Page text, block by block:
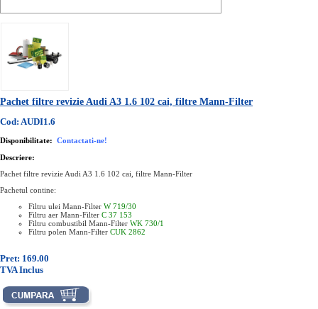
Pachet filtre revizie Audi A3 1.6 102 cai, filtre Mann-Filter
Cod: AUDI1.6
Disponibilitate: Contactati-ne!
Descriere:
Pachet filtre revizie Audi A3 1.6 102 cai, filtre Mann-Filter
Pachetul contine:
Filtru ulei Mann-Filter W 719/30
Filtru aer Mann-Filter C 37 153
Filtru combustibil Mann-Filter WK 730/1
Filtru polen Mann-Filter CUK 2862
Pret: 169.00
TVA Inclus